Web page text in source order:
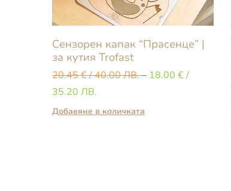
Сензорен капак “Прасенце” |
за кутия Trofast
20.45€/ 40.00 ЛВ.– 18.00 €/
35.20 ЛВ.
Добавяне в количката